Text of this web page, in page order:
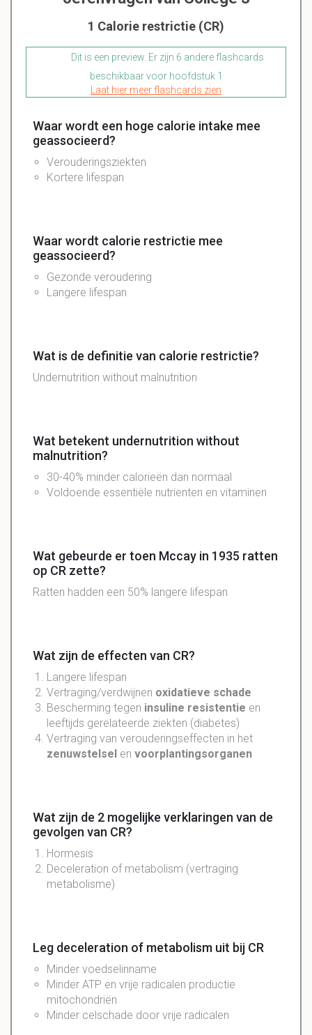
1 Calorie restrictie (CR)
Dit is een preview. Er zijn 6 andere flashcards
beschikbaar voor hoofdstuk 1
Laat hier meer flashcards zien
Waar wordt een hoge calorie intake mee
geassocieerd?
Verouderingsziekten
Kortere lifespan
Waar wordt calorie restrictie mee
geassocieerd?
Gezonde veroudering
Langere lifespan
Wat is de definitie van calorie restrictie?
Undernutrition without malnutrition
Wat betekent undernutrition without
malnutrition?
30-40% minder calorieën dan normaal
Voldoende essentiële nutrienten en vitaminen
Wat gebeurde er toen Mccay in 1935 ratten
op CR zette?
Ratten hadden een 50% langere lifespan
Wat zijn de effecten van CR?
Langere lifespan
Vertraging/verdwijnen oxidatieve schade
Bescherming tegen insuline resistentie en
leeftijds gerelateerde ziekten (diabetes)
Vertraging van verouderingseffecten in het
zenuwstelsel en voorplantingsorganen
Wat zijn de 2 mogelijke verklaringen van de
gevolgen van CR?
Hormesis
Deceleration of metabolism (vertraging
metabolisme)
Leg deceleration of metabolism uit bij CR
Minder voedselinname
Minder ATP en vrije radicalen productie
mitochondriën
Minder celschade door vrije radicalen